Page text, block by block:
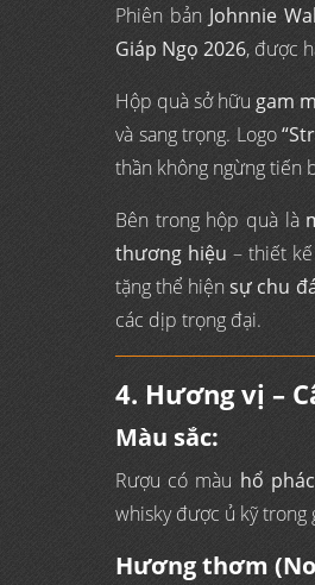
Phiên bản Johnnie
Giáp Ngọ 2026, được
Hộp quà sở hữu gam
và sang trọng. Logo
thần không ngừng tiến
Bên trong hộp quà là
thương hiệu – thiết
tặng thể hiệnsự chu
các dịp trọng đại.
4. Hương vị –
Màu sắc:
Rượu có màu hổ
whisky được ủ kỹ trong
Hương thơm